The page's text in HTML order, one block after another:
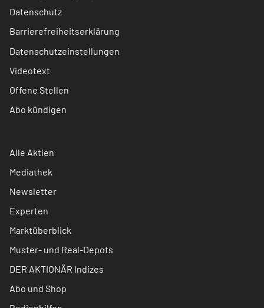
Datenschutz
Barrierefreiheitserklärung
Datenschutzeinstellungen
Videotext
Offene Stellen
Abo kündigen
Alle Aktien
Mediathek
Newsletter
Experten
Marktüberblick
Muster- und Real-Depots
DER AKTIONÄR Indizes
Abo und Shop